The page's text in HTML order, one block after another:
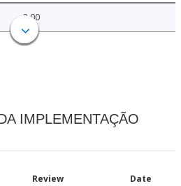
2.00
IMPLEMENTAÇÃO
Review Date